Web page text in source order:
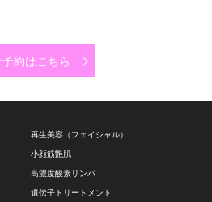
予約はこちら
再生美容（フェイシャル）
小顔筋艶肌
高濃度酸素リンパ
遺伝子トリートメント